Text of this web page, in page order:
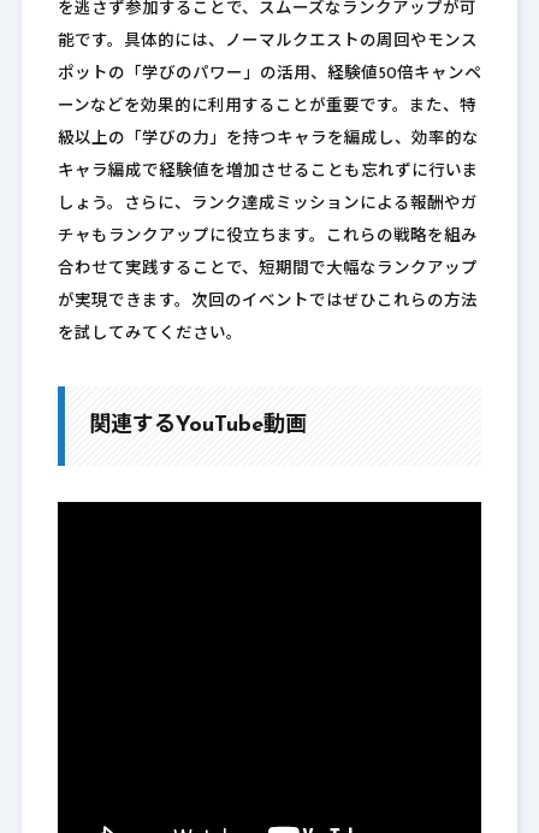
を逃さず参加することで、スムーズなランクアップが可
能です。具体的には、ノーマルクエストの周回やモンス
ポットの「学びのパワー」の活用、経験値50倍キャンペ
ーンなどを効果的に利用することが重要です。また、特
級以上の「学びの力」を持つキャラを編成し、効率的な
キャラ編成で経験値を増加させることも忘れずに行いま
しょう。さらに、ランク達成ミッションによる報酬やガ
チャもランクアップに役立ちます。これらの戦略を組み
合わせて実践することで、短期間で大幅なランクアップ
が実現できます。次回のイベントではぜひこれらの方法
を試してみてください。
関連するYouTube動画